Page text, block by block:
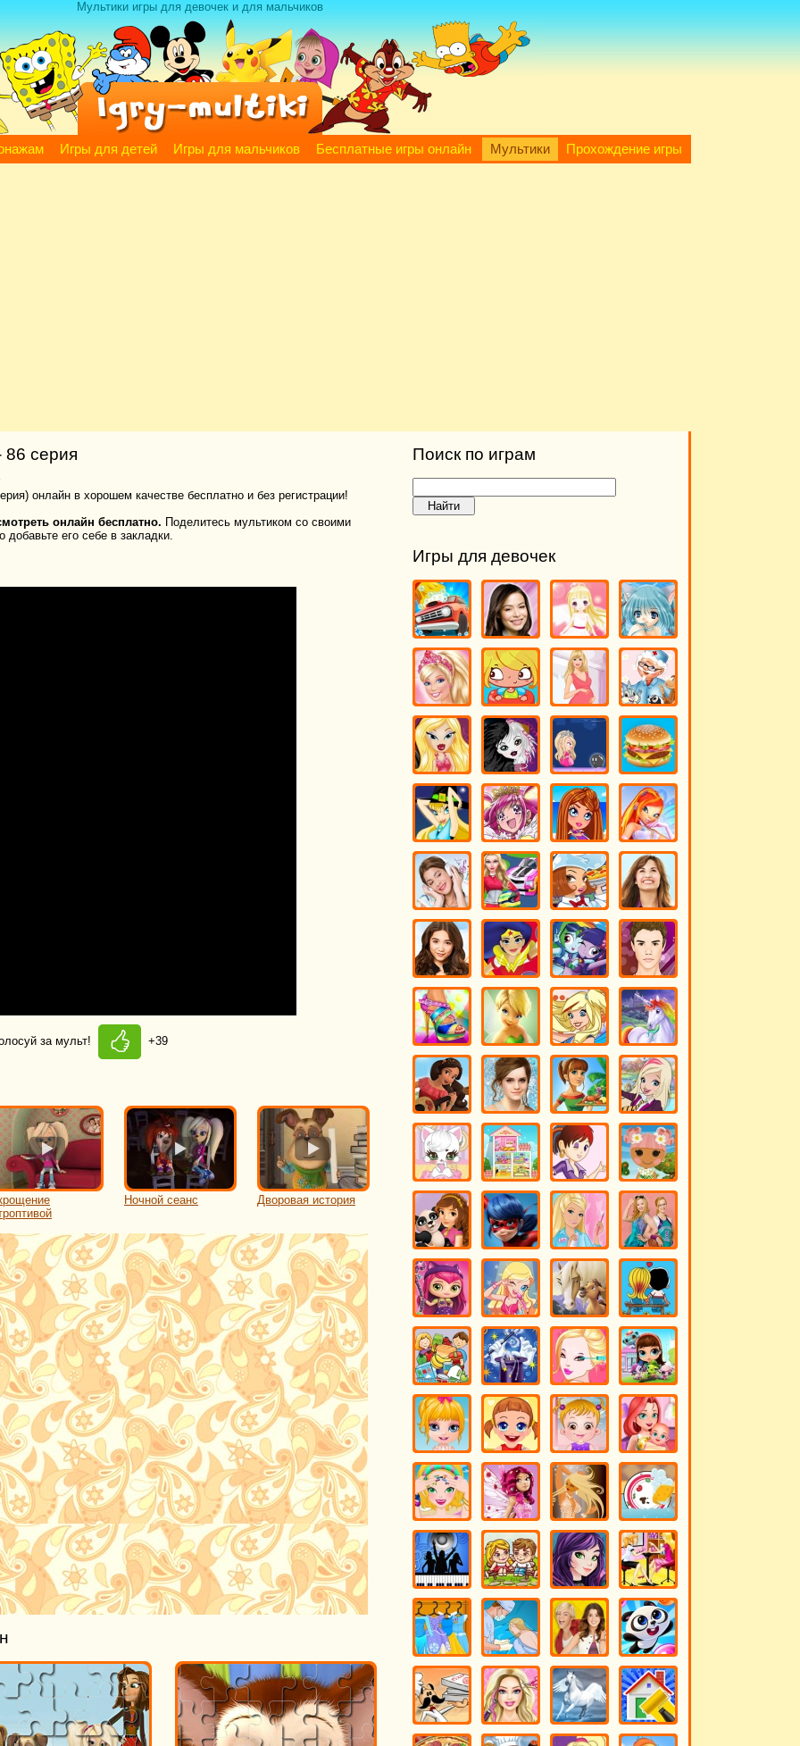
Мультики игры для девочек и для мальчиков
Игры для детей Игры для мальчиков Бесплатные игры онлайн Мультики Прохождение игры
серия
онлайн в хорошем качестве бесплатно и без регистрации!
онлайн бесплатно. Поделитесь мультиком со своими
его себе в закладки.
за мульт! +39
Ночной сеанс Дворовая история
Поиск по играм
Игры для девочек